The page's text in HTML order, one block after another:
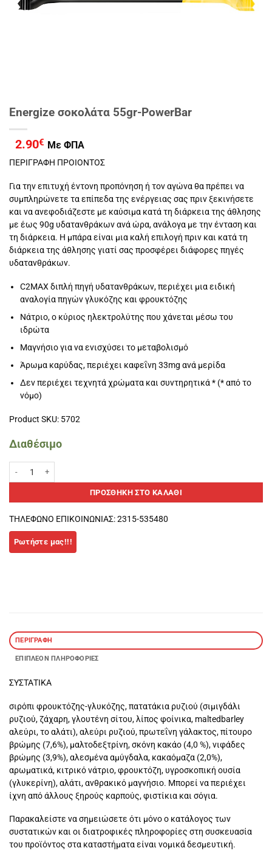
Energize σοκολάτα 55gr-PowerBar
2.90€ Με ΦΠΑ
ΠΕΡΙΓΡΑΦΗ ΠΡΟΙΟΝΤΟΣ
Για την επιτυχή έντονη προπόνηση ή τον αγώνα θα πρέπει να
συμπληρώνετε τα επίπεδα της ενέργειας σας πριν ξεκινήσετε
και να ανεφοδιάζεστε με καύσιμα κατά τη διάρκεια της άθλησης
με έως 90g υδατανθράκων ανά ώρα, ανάλογα με την ένταση και
τη διάρκεια. Η μπάρα είναι μια καλή επιλογή πριν και κατά τη
διάρκεια της άθλησης γιατί σας προσφέρει διάφορες πηγές
υδατανθράκων.
C2MAX διπλή πηγή υδατανθράκων, περιέχει μια ειδική
αναλογία πηγών γλυκόζης και φρουκτόζης
Νάτριο, ο κύριος ηλεκτρολύτης που χάνεται μέσω του
ιδρώτα
Μαγνήσιο για να ενισχύσει το μεταβολισμό
Άρωμα καρύδας, περιέχει καφεΐνη 33mg ανά μερίδα
Δεν περιέχει τεχνητά χρώματα και συντηρητικά * (* από το
νόμο)
Product SKU: 5702
Διαθέσιμο
ΠΡΟΣΘΉΚΗ ΣΤΟ ΚΑΛΆΘΙ
ΤΗΛΕΦΩΝΟ ΕΠΙΚΟΙΝΩΝΙΑΣ: 2315-535480
ΠΕΡΙΓΡΑΦΉ
ΕΠΙΠΛΈΟΝ ΠΛΗΡΟΦΟΡΊΕΣ
ΣΥΣΤΑΤΙΚΑ
σιρόπι φρουκτόζης-γλυκόζης, πατατάκια ρυζιού (σιμιγδάλι
ρυζιού, ζάχαρη, γλουτένη σίτου, λίπος φοίνικα, maltedbarley
αλεύρι, το αλάτι), αλεύρι ρυζιού, πρωτεΐνη γάλακτος, πίτουρο
βρώμης (7,6%), μαλτοδεξτρίνη, σκόνη κακάο (4,0 %), νιφάδες
βρώμης (3,9%), αλεσμένα αμύγδαλα, κακαόμαζα (2,0%),
αρωματικά, κιτρικό νάτριο, φρουκτόζη, υγροσκοπική ουσία
(γλυκερίνη), αλάτι, ανθρακικό μαγνήσιο. Μπορεί να περιέχει
ίχνη από άλλους ξηρούς καρπούς, φιστίκια και σόγια.
Παρακαλείστε να σημειώσετε ότι μόνο ο κατάλογος των
συστατικών και οι διατροφικές πληροφορίες στη συσκευασία
του προϊόντος στα καταστήματα είναι νομικά δεσμευτική.